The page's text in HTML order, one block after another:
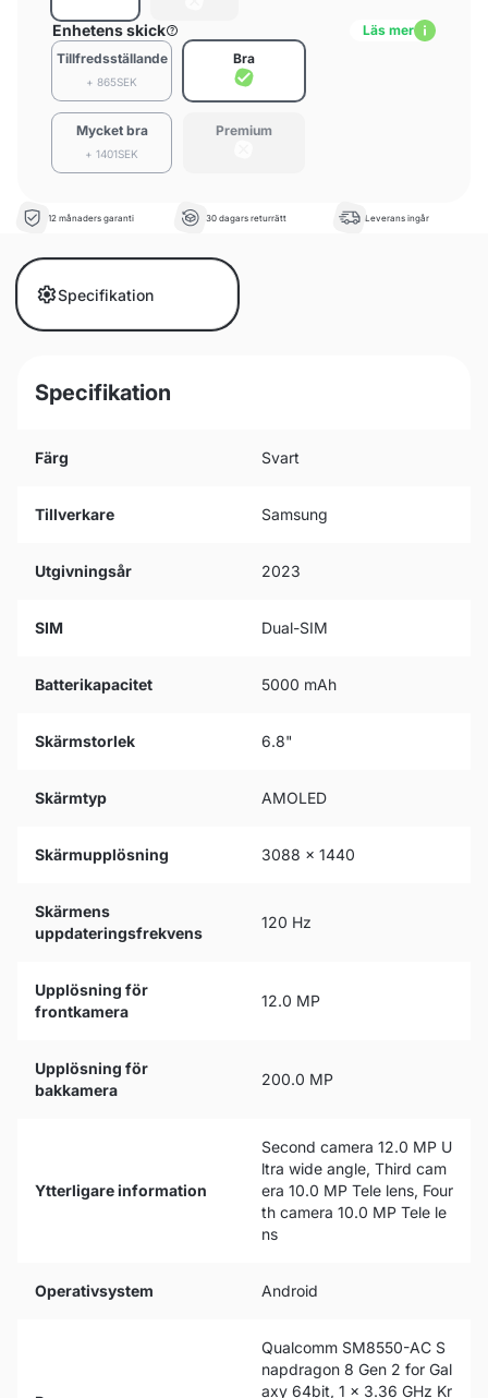
Enhetens skick
Läs mer
Tillfredsställande
+ 865SEK
Bra
Mycket bra
+ 1401SEK
Premium
12 månaders garanti 30 dagars returrätt Leverans ingår
Specifikation
Specifikation
Färg Svart
Tillverkare Samsung
Utgivningsår 2023
SIM Dual-SIM
Batterikapacitet 5000 mAh
Skärmstorlek 6.8"
Skärmtyp AMOLED
Skärmupplösning 3088 x 1440
Skärmens
uppdateringsfrekvens
120 Hz
Upplösning för
frontkamera
12.0 MP
Upplösning för
bakkamera
200.0 MP
Ytterligare information
Second camera 12.0 MP U
ltra wide angle, Third cam
era 10.0 MP Tele lens, Four
th camera 10.0 MP Tele le
ns
Operativsystem Android
Qualcomm SM8550-AC S
napdragon 8 Gen 2 for Gal
axy 64bit, 1 x 3.36 GHz Kr